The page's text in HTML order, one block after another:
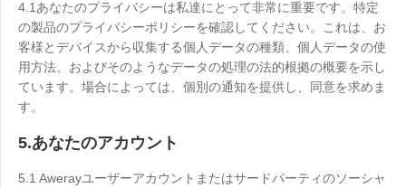
4.1あなたのプライバシーは私達にとって非常に重要です。特定
の製品のプライバシーポリシーを確認してください。これは、お
客様とデバイスから収集する個人データの種類、個人データの使
用方法、およびそのようなデータの処理の法的根拠の概要を示し
ています。場合によっては、個別の通知を提供し、同意を求めま
す。
5.あなたのアカウント
5.1 Awerayユーザーアカウントまたはサードパーティのソーシャ